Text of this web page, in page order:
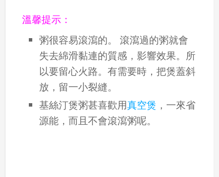
溫馨提示：
粥很容易滾瀉的。 滾瀉過的粥就會
失去綿滑黏連的質感，影響效果。所
以要留心火路。有需要時，把煲蓋斜
放，留一小裂縫。
基絲汀煲粥甚喜歡用真空煲 ，一來省
源能，而且不會滾瀉粥呢。